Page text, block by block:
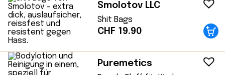
Smolotov LLC
Shit Bags
CHF 19.90
Puremetics